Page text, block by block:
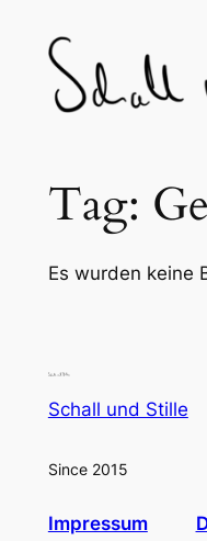
content
Tag:
Es wurden keine
Schall und Stille
Since 2015
Impressum